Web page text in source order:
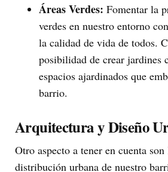
Áreas Verdes: Fomentar la
verdes en nuestro entorno
la calidad de vida de todos.
posibilidad de crear jardines
espacios ajardinados que
barrio.
Arquitectura y Diseño
Otro aspecto a tener en cuenta
distribución urbana de nuestro